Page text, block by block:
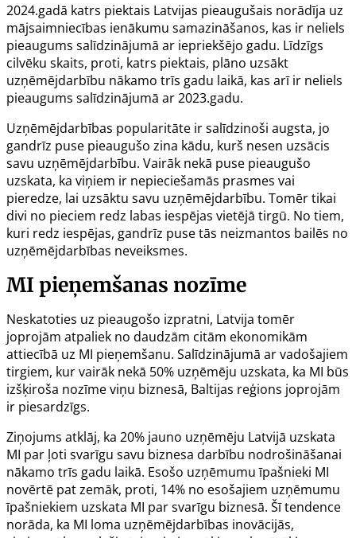
2024.gadā katrs piektais Latvijas pieaugušais norādīja uz
mājsaimniecības ienākumu samazināšanos, kas ir neliels
pieaugums salīdzinājumā ar iepriekšējo gadu. Līdzīgs
cilvēku skaits, proti, katrs piektais, plāno uzsākt
uzņēmējdarbību nākamo trīs gadu laikā, kas arī ir neliels
pieaugums salīdzinājumā ar 2023.gadu.
Uzņēmējdarbības popularitāte ir salīdzinoši augsta, jo
gandrīz puse pieaugušo zina kādu, kurš nesen uzsācis
savu uzņēmējdarbību. Vairāk nekā puse pieaugušo
uzskata, ka viņiem ir nepieciešamās prasmes vai
pieredze, lai uzsāktu savu uzņēmējdarbību. Tomēr tikai
divi no pieciem redz labas iespējas vietējā tirgū. No tiem,
kuri redz iespējas, gandrīz puse tās neizmantos bailēs no
uzņēmējdarbības neveiksmes.
MI pieņemšanas nozīme
Neskatoties uz pieaugošo izpratni, Latvija tomēr
joprojām atpaliek no daudzām citām ekonomikām
attiecībā uz MI pieņemšanu. Salīdzinājumā ar vadošajiem
tirgiem, kur vairāk nekā 50% uzņēmēju uzskata, ka MI būs
izšķiroša nozīme viņu biznesā, Baltijas reģions joprojām
ir piesardzīgs.
Ziņojums atklāj, ka 20% jauno uzņēmēju Latvijā uzskata
MI par ļoti svarīgu savu biznesa darbību nodrošināšanai
nākamo trīs gadu laikā. Esošo uzņēmumu īpašnieki MI
novērtē pat zemāk, proti, 14% no esošajiem uzņēmumu
īpašniekiem uzskata MI par svarīgu biznesā. Šī tendence
norāda, ka MI loma uzņēmējdarbības inovācijās,